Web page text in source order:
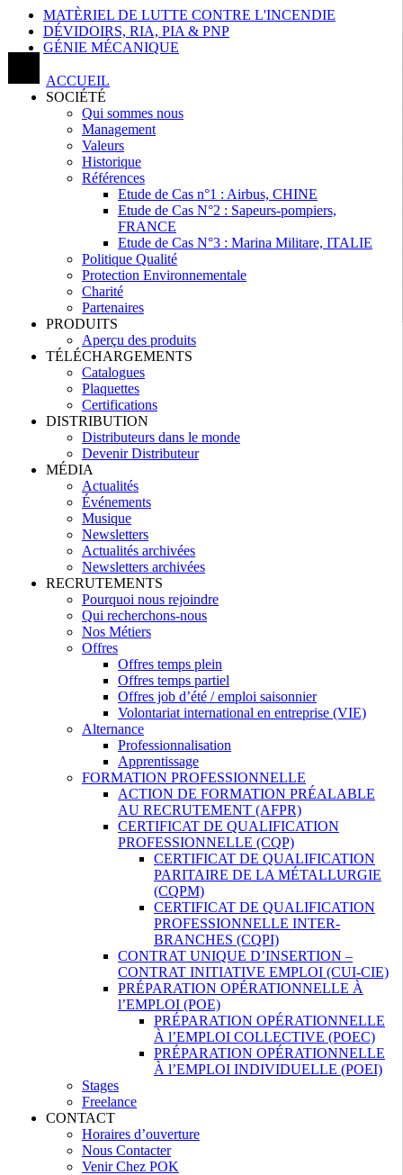
MATÈRIEL DE LUTTE CONTRE L'INCENDIE
DÉVIDOIRS, RIA, PIA & PNP
GÉNIE MÉCANIQUE
ACCUEIL
SOCIÉTÉ
Qui sommes nous
Management
Valeurs
Historique
Références
Etude de Cas n°1 : Airbus, CHINE
Etude de Cas N°2 : Sapeurs-pompiers,
FRANCE
Etude de Cas N°3 : Marina Militare, ITALIE
Politique Qualité
Protection Environnementale
Charité
Partenaires
PRODUITS
Aperçu des produits
TÉLÉCHARGEMENTS
Catalogues
Plaquettes
Certifications
DISTRIBUTION
Distributeurs dans le monde
Devenir Distributeur
MÉDIA
Actualités
Événements
Musique
Newsletters
Actualités archivées
Newsletters archivées
RECRUTEMENTS
Pourquoi nous rejoindre
Qui recherchons-nous
Nos Métiers
Offres
Offres temps plein
Offres temps partiel
Offres job d’été / emploi saisonnier
Volontariat international en entreprise (VIE)
Alternance
Professionnalisation
Apprentissage
FORMATION PROFESSIONNELLE
ACTION DE FORMATION PRÉALABLE
AU RECRUTEMENT (AFPR)
CERTIFICAT DE QUALIFICATION
PROFESSIONNELLE (CQP)
CERTIFICAT DE QUALIFICATION
PARITAIRE DE LA MÉTALLURGIE
(CQPM)
CERTIFICAT DE QUALIFICATION
PROFESSIONNELLE INTER-
BRANCHES (CQPI)
CONTRAT UNIQUE D’INSERTION –
CONTRAT INITIATIVE EMPLOI (CUI-CIE)
PRÉPARATION OPÉRATIONNELLE À
l’EMPLOI (POE)
PRÉPARATION OPÉRATIONNELLE
À l’EMPLOI COLLECTIVE (POEC)
PRÉPARATION OPÉRATIONNELLE
À l’EMPLOI INDIVIDUELLE (POEI)
Stages
Freelance
CONTACT
Horaires d’ouverture
Nous Contacter
Venir Chez POK